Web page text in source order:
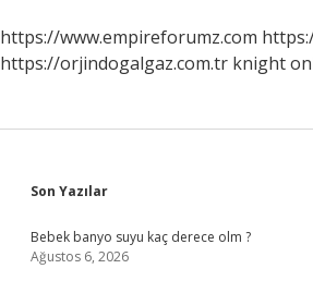
https://www.empireforumz.com
https://orjindogalgaz.com.tr knight
Sidebar
Son Yazılar
Bebek banyo suyu kaç derece olm ?
Ağustos 6, 2026